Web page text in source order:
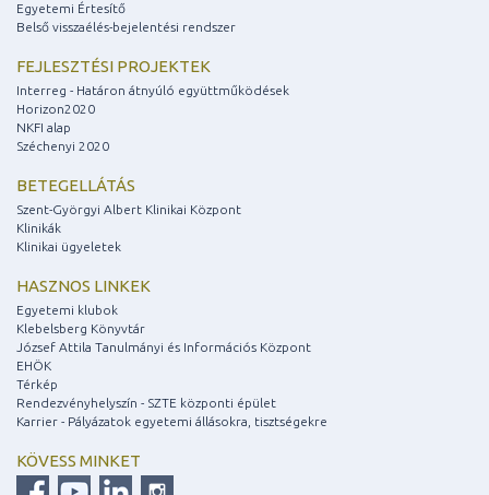
Egyetemi Értesítő
Belső visszaélés-bejelentési rendszer
FEJLESZTÉSI PROJEKTEK
Interreg - Határon átnyúló együttműködések
Horizon2020
NKFI alap
Széchenyi 2020
BETEGELLÁTÁS
Szent-Györgyi Albert Klinikai Központ
Klinikák
Klinikai ügyeletek
HASZNOS LINKEK
Egyetemi klubok
Klebelsberg Könyvtár
József Attila Tanulmányi és Információs Központ
EHÖK
Térkép
Rendezvényhelyszín - SZTE központi épület
Karrier - Pályázatok egyetemi állásokra, tisztségekre
KÖVESS MINKET